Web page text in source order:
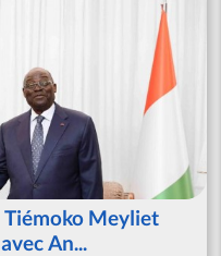
Meyliet
An...